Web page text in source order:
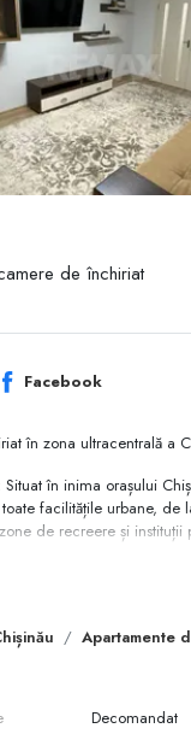
de închiriat
Apartamente
Facebook
în zona ultracentrală a
în inima orașului
facilitățile urbane, de
de recreere și instituții
sau un cuplu care își
zi.
Decomandat